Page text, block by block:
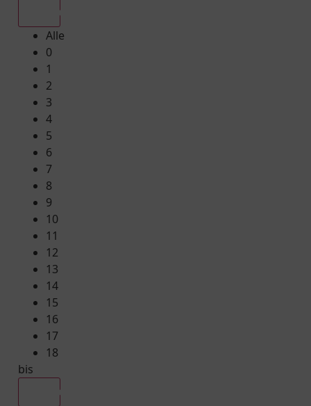
Alle
0
1
2
3
4
5
6
7
8
9
10
11
12
13
14
15
16
17
18
bis